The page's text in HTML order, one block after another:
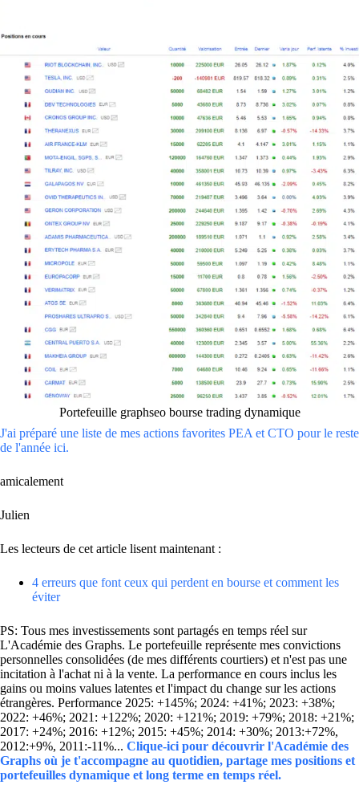
Portefeuille graphseo bourse trading dynamique
J'ai préparé une liste de mes actions favorites PEA et CTO pour le reste
de l'année ici.
amicalement
Julien
Les lecteurs de cet article lisent maintenant :
4 erreurs que font ceux qui perdent en bourse et comment les
éviter
PS: Tous mes investissements sont partagés en temps réel sur
L'Académie des Graphs. Le portefeuille représente mes convictions
personnelles consolidées (de mes différents courtiers) et n'est pas une
incitation à l'achat ni à la vente. La performance en cours inclus les
gains ou moins values latentes et l'impact du change sur les actions
étrangères. Performance 2025: +145%; 2024: +41%; 2023: +38%;
2022: +46%; 2021: +122%; 2020: +121%; 2019: +79%; 2018: +21%;
2017: +24%; 2016: +12%; 2015: +45%; 2014: +30%; 2013:+72%,
2012:+9%, 2011:-11%... Clique-ici pour découvrir l'Académie des
Graphs où je t'accompagne au quotidien, partage mes positions et
portefeuilles dynamique et long terme en temps réel.